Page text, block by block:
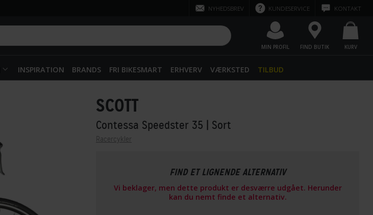
NYHEDSBREV KUNDESERVICE KONTAKT
MIN PROFIL FIND BUTIK KURV
INSPIRATION BRANDS FRI BIKESMART ERHVERV VÆRKSTED TILBUD
SCOTT
Contessa Speedster 35 | Sort
Racercykler
FIND ET LIGNENDE ALTERNATIV
Vi beklager, men dette produkt er desværre udgået. Herunder
kan du nemt finde et alternativ.